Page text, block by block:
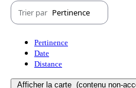
Trier par Pertinence
Pertinence
Date
Distance
Afficher la carte (contenu non-